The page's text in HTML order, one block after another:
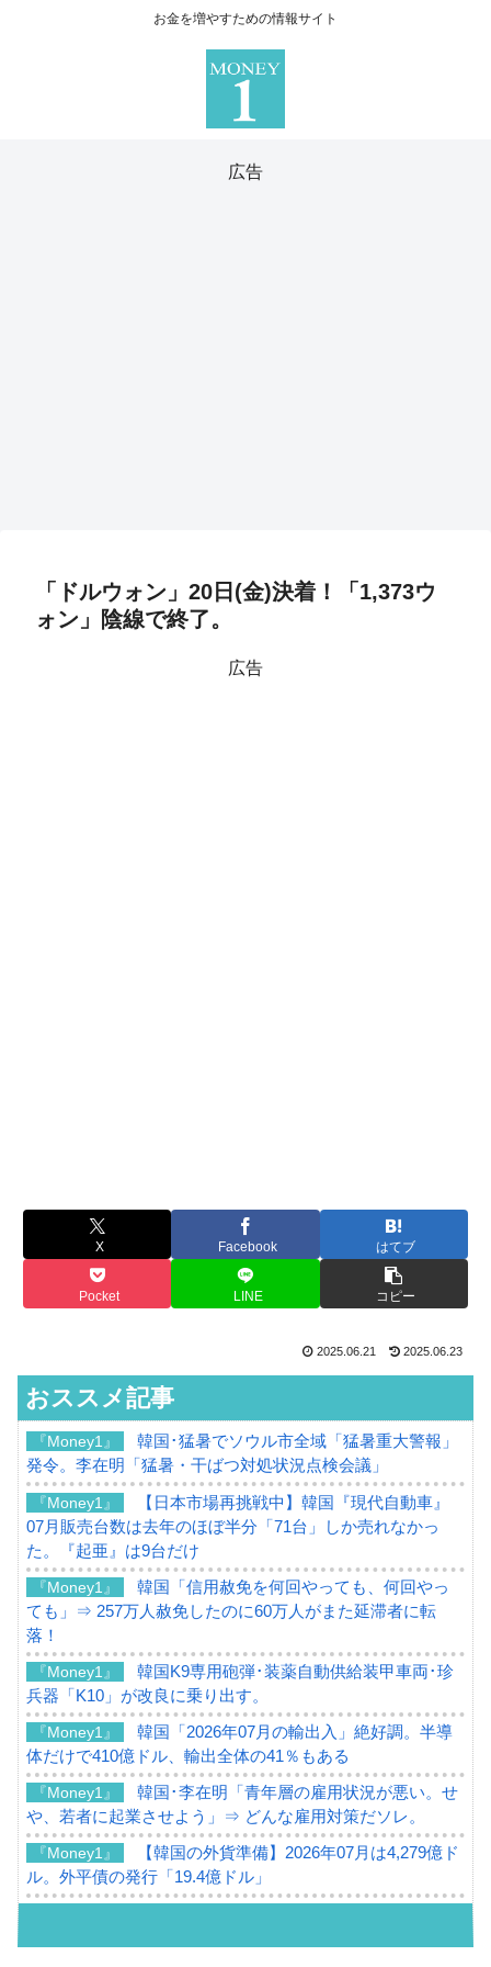
お金を増やすための情報サイト
広告
「ドルウォン」20日(金)決着！「1,373ウ
ォン」陰線で終了。
広告
X Facebook はてブ
Pocket LINE コピー
2025.06.21 2025.06.23
おススメ記事
『Money1』
韓国･猛暑でソウル市全域「猛暑重大警報」
発令。李在明「猛暑・干ばつ対処状況点検会議」
『Money1』
【日本市場再挑戦中】韓国『現代自動車』
07月販売台数は去年のほぼ半分「71台」しか売れなかっ
た。『起亜』は9台だけ
『Money1』
韓国「信用赦免を何回やっても、何回やっ
ても」⇒ 257万人赦免したのに60万人がまた延滞者に転
落！
『Money1』
韓国K9専用砲弾･装薬自動供給装甲車両･珍
兵器「K10」が改良に乗り出す。
『Money1』
韓国「2026年07月の輸出入」絶好調。半導
体だけで410億ドル、輸出全体の41％もある
『Money1』
韓国･李在明「青年層の雇用状況が悪い。せ
や、若者に起業させよう」⇒ どんな雇用対策だソレ。
『Money1』
【韓国の外貨準備】2026年07月は4,279億ド
ル。外平債の発行「19.4億ドル」